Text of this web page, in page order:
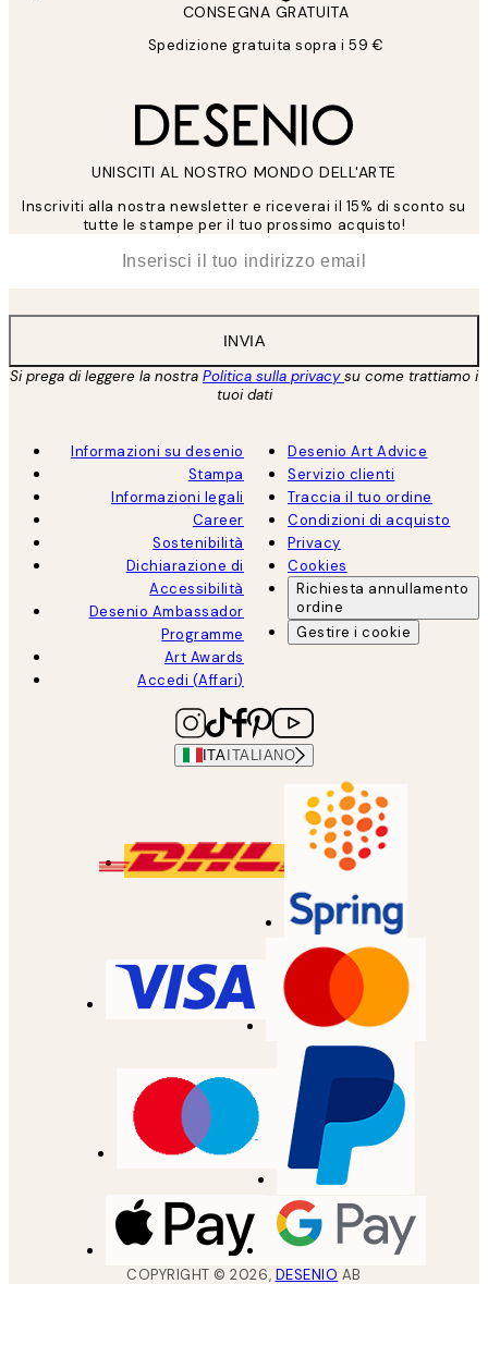
CONSEGNA GRATUITA
Spedizione gratuita sopra i 59 €
UNISCITI AL NOSTRO MONDO DELL'ARTE
Inscriviti alla nostra newsletter e riceverai il 15% di sconto su
tutte le stampe per il tuo prossimo acquisto!
INVIA
Si prega di leggere la nostra Politica sulla privacysu come trattiamo i
tuoi dati
Informazioni su desenio
Stampa
Informazioni legali
Career
Sostenibilità
Dichiarazione di
Accessibilità
Desenio Ambassador
Programme
Art Awards
Accedi (Affari)
Desenio Art Advice
Servizio clienti
Traccia il tuo ordine
Condizioni di acquisto
Privacy
Cookies
Richiesta annullamento
ordine
Gestire i cookie
ITA ITALIANO
COPYRIGHT ©2026, DESENIO AB